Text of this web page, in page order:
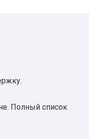
Полный список